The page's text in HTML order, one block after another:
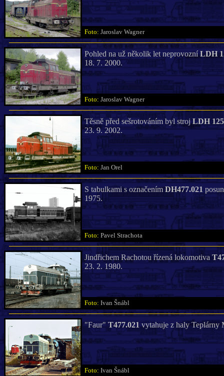
Foto: Jaroslav Wagner
Pohled na už několik let neprovozníLDH
18. 7. 2000.
Foto: Jaroslav Wagner
Těsně před sešrotováním byl stroj LDH
23. 9. 2002.
Foto: Jan Orel
S tabulkami s označenímDH477.021
1975.
Foto: Pavel Strachota
Jindřichem Rachotou řízená lokomotiva
23. 2. 1980.
Foto: Ivan Šnábl
"Faur" T477.021 vytahuje z haly Teplárny
Foto: Ivan Šnábl